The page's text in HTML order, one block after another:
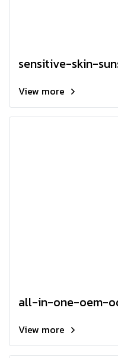
sensitive-skin-
View more
all-in-one-oem-
View more